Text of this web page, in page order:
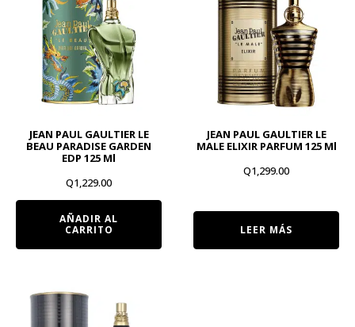
JEAN PAUL GAULTIER LE
BEAU PARADISE GARDEN
EDP 125 Ml
Q1,229.00
AÑADIR AL
CARRITO
JEAN PAUL GAULTIER LE
MALE ELIXIR PARFUM 125 Ml
Q1,299.00
LEER MÁS